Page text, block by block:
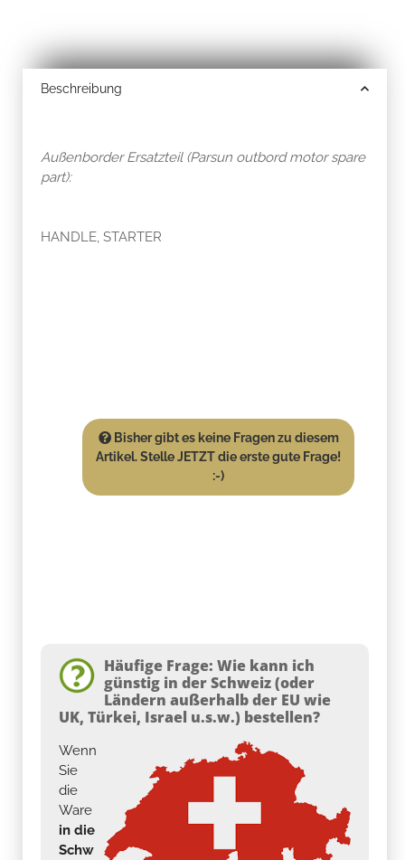
Beschreibung
Außenborder Ersatzteil (Parsun outbord motor spare
part):
HANDLE, STARTER
Bisher gibt es keine Fragen zu diesem
Artikel. Stelle JETZT die erste gute Frage!
:-)
Häufige Frage: Wie kann ich
günstig in der Schweiz (oder
Ländern außerhalb der EU wie
UK, Türkei, Israel u.s.w.) bestellen?
Wenn
Sie
die
Ware
in die
Schw